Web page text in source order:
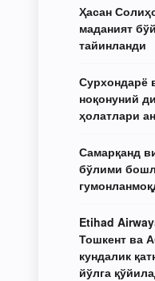
Ҳасан
маданият
тайинланди
Сурхондарё
ноқонуний
ҳолатлари
Самарқанд
бўлими
Etihad
Тошкент ва
кундалик
йўлга